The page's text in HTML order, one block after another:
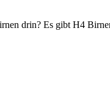
drin? Es gibt H4